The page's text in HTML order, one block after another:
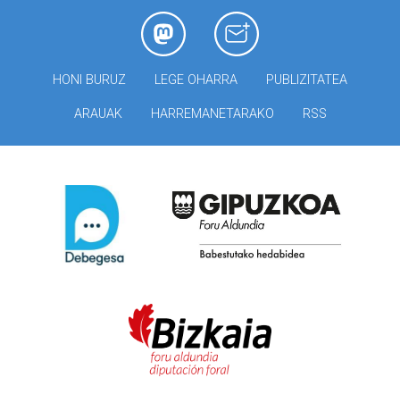
HONI BURUZ LEGE OHARRA PUBLIZITATEA
ARAUAK HARREMANETARAKO RSS